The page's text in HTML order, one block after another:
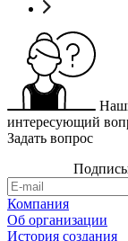
интересующий
Задать вопрос
Компания
Об организации
История создания